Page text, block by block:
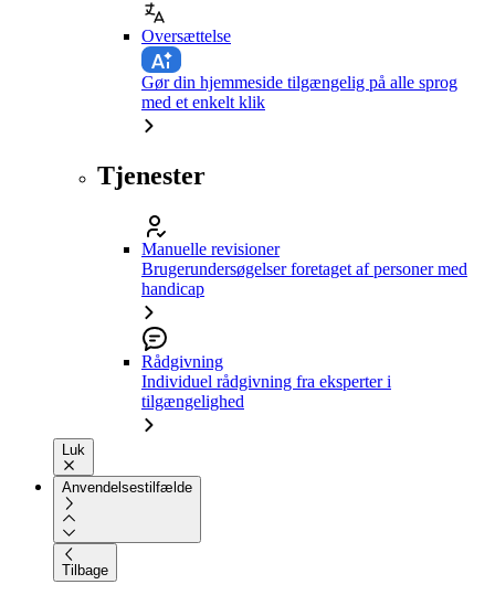
Oversættelse
Gør din hjemmeside tilgængelig på alle sprog
med et enkelt klik
Tjenester
Manuelle revisioner
Brugerundersøgelser foretaget af personer med
handicap
Rådgivning
Individuel rådgivning fra eksperter i
tilgængelighed
Luk
Anvendelsestilfælde
Tilbage